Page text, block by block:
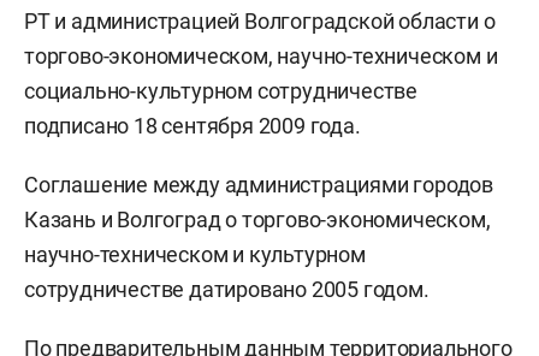
РТ и администрацией Волгоградской области о
торгово-экономическом, научно-техническом и
социально-культурном сотрудничестве
подписано 18 сентября 2009 года.
Соглашение между администрациями городов
Казань и Волгоград о торгово-экономическом,
научно-техническом и культурном
сотрудничестве датировано 2005 годом.
По предварительным данным территориального